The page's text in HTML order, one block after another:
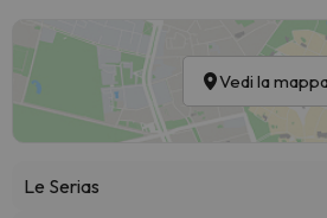
Vedi la
Le Serias